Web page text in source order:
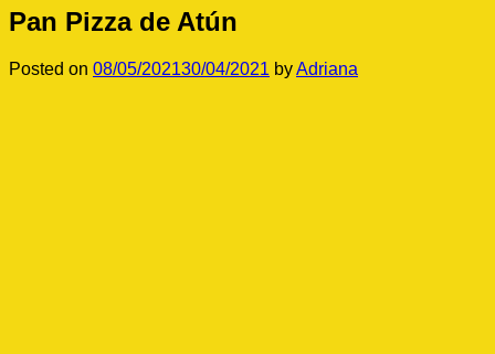
Pan Pizza de Atún
Posted on 08/05/202130/04/2021 byAdriana